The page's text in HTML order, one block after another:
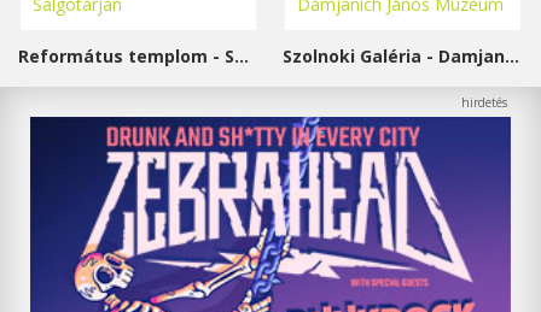
Református templom - Salgótarján Szolnoki Galéria - Damjanich János Múzeum